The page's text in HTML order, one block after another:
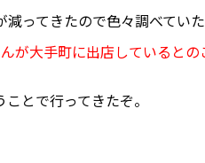
ってきたので色々調べていた
が大手町に出店しているとの
とで行ってきたぞ。